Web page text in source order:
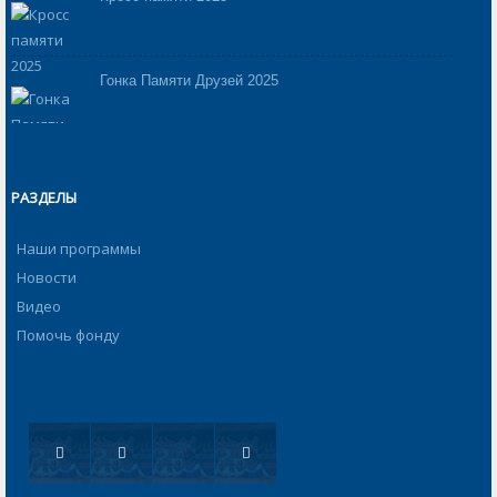
Гонка Памяти Друзей 2025
РАЗДЕЛЫ
Наши программы
Новости
Видео
Помочь фонду